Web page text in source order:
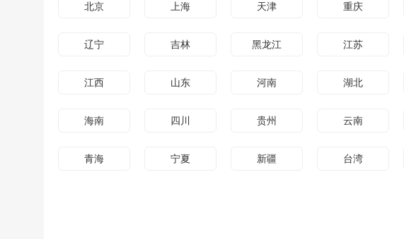
北京 上海 天津 重庆
辽宁 吉林 黑龙江 江苏
江西 山东 河南 湖北
海南 四川 贵州 云南
青海 宁夏 新疆 台湾